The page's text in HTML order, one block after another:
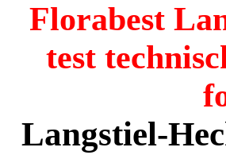
Florabest
test
Langstiel-